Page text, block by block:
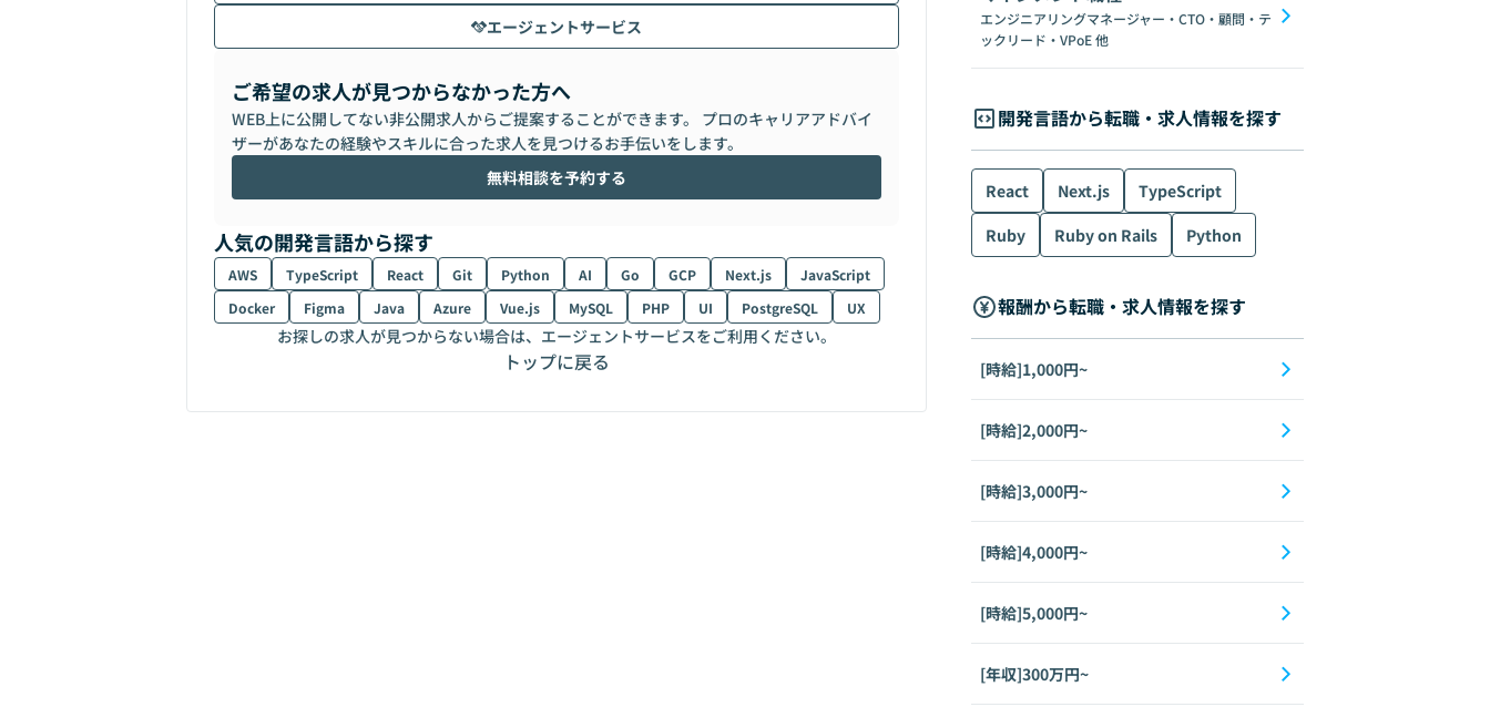
エージェントサービス
ご希望の求人が見つからなかった方へ
WEB上に公開してない非公開求人からご提案することができます。 プロのキャリアアドバイ
ザーがあなたの経験やスキルに合った求人を見つけるお手伝いをします。
無料相談を予約する
人気の開発言語から探す
AWS TypeScript React Git Python AI Go GCP Next.js
JavaScript
Docker
Figma Java Azure Vue.js MySQL PHP UI PostgreSQL UX
お探しの求人が見つからない場合は、エージェントサービスをご利用ください。
トップに戻る
エンジニアリングマネージャー・CTO・顧問・テ
ックリード・VPoE他
開発言語から転職・求人情報を探す
React Next.js
TypeScript
Ruby
Ruby on Rails Python
報酬から転職・求人情報を探す
[時給]1,000円~
[時給]2,000円~
[時給]3,000円~
[時給]4,000円~
[時給]5,000円~
[年収]300万円~